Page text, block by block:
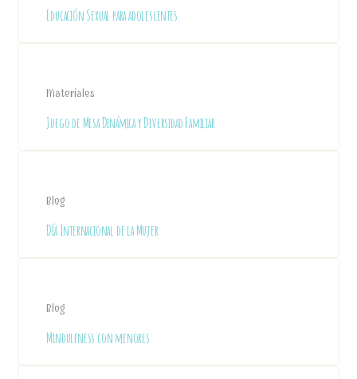
Educación Sexual para adolescentes
Materiales
Juego de Mesa Dinámica y Diversidad Familiar
Blog
Día Internacional de la Mujer
Blog
Mindulfness con menores